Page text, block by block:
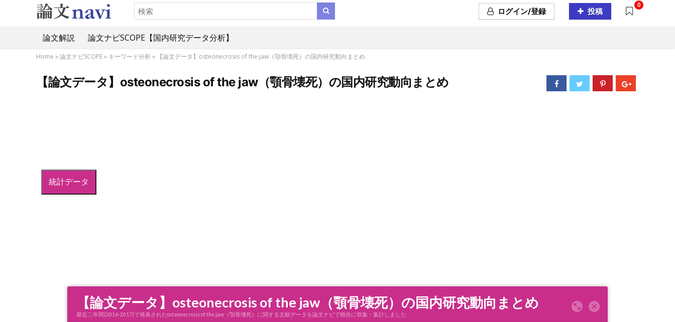
ログイン/登録 投稿
0
論文解説 論文ナビSCOPE【国内研究データ分析】
Home »論文ナビSCOPE» キーワード分析» 【論文データ】osteonecrosis of the jaw（顎骨壊死）の国内研究動向まとめ
【論文データ】osteonecrosis of the jaw（顎骨壊死）の国内研究動向まとめ
統計データ
【論文データ】osteonecrosis of the jaw（顎骨壊死）の国内研究動向まとめ
最近二年間(2016-2017)で発表されたosteonecrosis of the jaw（顎骨壊死）に関する文献データを論文ナビで独自に収集・集計しました